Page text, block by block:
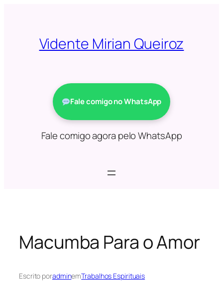
conteúdoVidente Mirian Queiroz
Fale comigo no WhatsApp
Fale comigo agora pelo WhatsApp
Macumba Para o Amor
Escrito poradminemTrabalhos Espirituais